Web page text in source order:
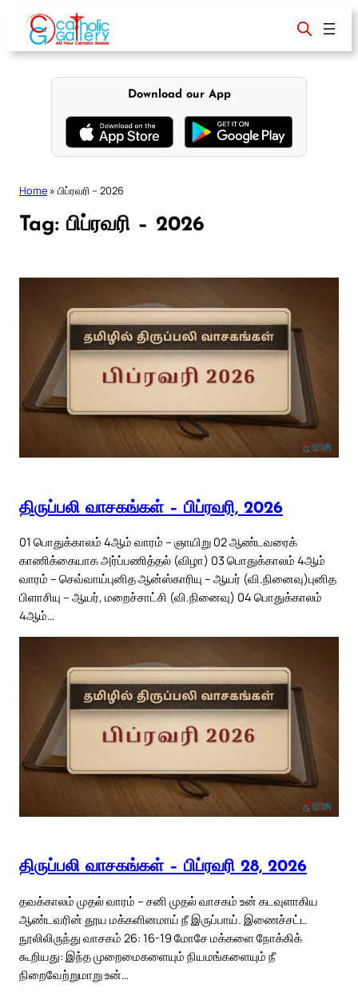
content
Download our App
Home » பிப்ரவரி – 2026
Tag: பிப்ரவரி – 2026
திருப்பலி வாசகங்கள் – பிப்ரவரி, 2026
01 பொதுக்காலம் 4ஆம் வாரம் – ஞாயிறு 02 ஆண்டவரைக்
காணிக்கையாக அர்ப்பணித்தல் (விழா) 03 பொதுக்காலம் 4ஆம்
வாரம் – செவ்வாய்புனித ஆன்ஸ்காரியு – ஆயர் (வி.நினைவு)புனித
பிளாசியு – ஆயர், மறைச்சாட்சி (வி.நினைவு) 04 பொதுக்காலம்
4ஆம்…
திருப்பலி வாசகங்கள் – பிப்ரவரி 28, 2026
தவக்காலம் முதல் வாரம் – சனி முதல் வாசகம் உன் கடவுளாகிய
ஆண்டவரின் தூய மக்களினமாய் நீ இருப்பாய். இணைச்சட்ட
நூலிலிருந்து வாசகம் 26: 16-19 மோசே மக்களை நோக்கிக்
கூறியது: இந்த முறைமைகளையும் நியமங்களையும் நீ
நிறைவேற்றுமாறு உன்…